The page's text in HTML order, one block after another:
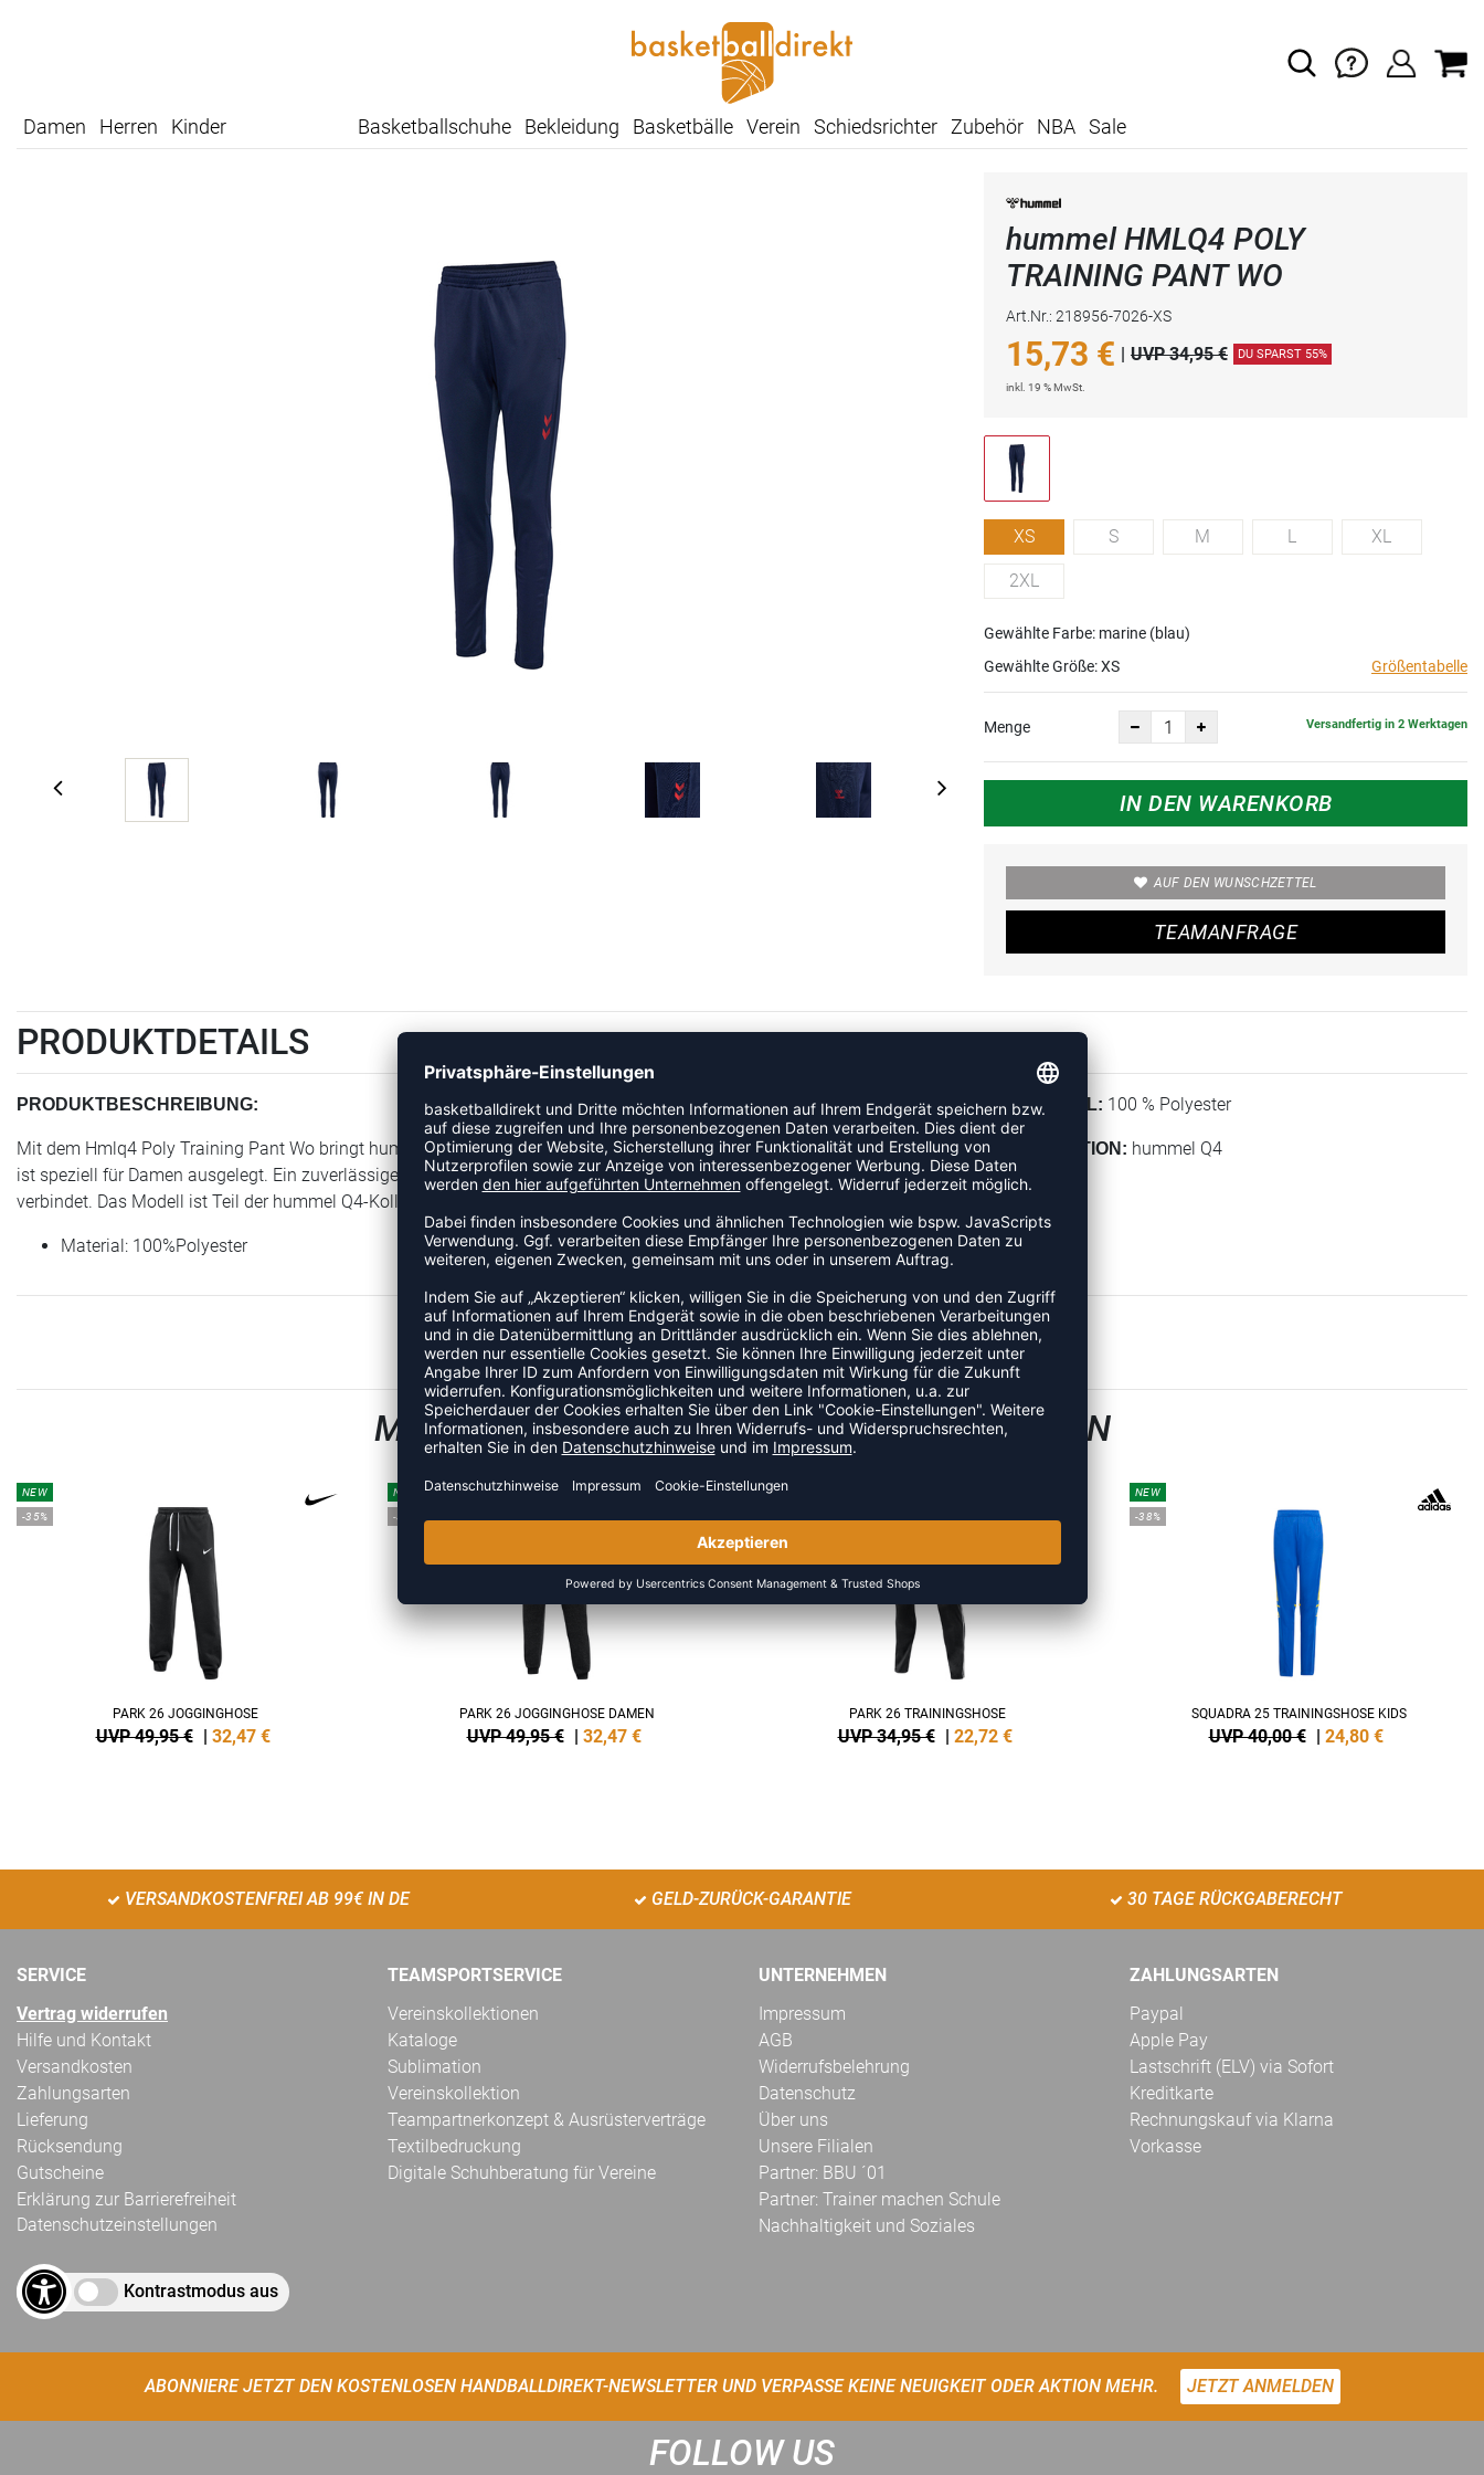
Damen Herren Kinder Basketballschuhe Bekleidung Basketbälle Verein Schiedsrichter Zubehör NBA Sale
hummel HMLQ4 POLY
TRAINING PANT WO
Art.Nr.: 218956-7026-XS
15,73 € | UVP 34,95 € DU SPARST 55%
inkl. 19 % MwSt.
XS S M L XL
2XL
Gewählte Farbe: marine (blau)
Gewählte Größe:XS Größentabelle
Menge Versandfertig in 2 Werktagen
IN DEN WARENKORB
AUF DEN WUNSCHZETTEL
TEAMANFRAGE
PRODUKTDETAILS
PRODUKTBESCHREIBUNG:
Mit dem Hmlq4 Poly Training Pant Wo bringt hummel einen Artikel der Kategorie Trainingshose an den Start. Dieses Modell
ist speziell für Damen ausgelegt. Ein zuverlässiger Begleiter für Training und Wettkampf, der Beinfreiheit und Sitzkomfort
verbindet. Das Modell ist Teil der hummel Q4-Kollektion.
Material: 100%Polyester
MATERIAL: 100 % Polyester
KOLLEKTION: hummel Q4
ZULETZT ANGESEHEN
MEHR AUS DER KATEGORIE TRAININGSHOSEN
NEW
-35%
PARK 26 JOGGINGHOSE
UVP 49,95 € | 32,47 €
NEW
-35%
PARK 26 JOGGINGHOSE DAMEN
UVP 49,95 € | 32,47 €
NEW
PARK 26 TRAININGSHOSE
UVP 34,95 € | 22,72 €
NEW
-38%
SQUADRA 25 TRAININGSHOSE KIDS
UVP 40,00 € | 24,80 €
VERSANDKOSTENFREI AB 99€ IN DE GELD-ZURÜCK-GARANTIE 30 TAGE RÜCKGABERECHT
SERVICE
Vertrag widerrufen
Hilfe und Kontakt
Versandkosten
Zahlungsarten
Lieferung
Rücksendung
Gutscheine
Erklärung zur Barrierefreiheit
Datenschutzeinstellungen
Kontrastmodus aus
TEAMSPORTSERVICE
Vereinskollektionen
Kataloge
Sublimation
Vereinskollektion
Teampartnerkonzept & Ausrüsterverträge
Textilbedruckung
Digitale Schuhberatung für Vereine
UNTERNEHMEN
Impressum
AGB
Widerrufsbelehrung
Datenschutz
Über uns
Unsere Filialen
Partner: BBU ´01
Partner: Trainer machen Schule
Nachhaltigkeit und Soziales
ZAHLUNGSARTEN
Paypal
Apple Pay
Lastschrift (ELV) via Sofort
Kreditkarte
Rechnungskauf via Klarna
Vorkasse
ABONNIERE JETZT DEN KOSTENLOSEN HANDBALLDIREKT-NEWSLETTER UND VERPASSE KEINE NEUIGKEIT ODER AKTION MEHR. JETZT ANMELDEN
FOLLOW US